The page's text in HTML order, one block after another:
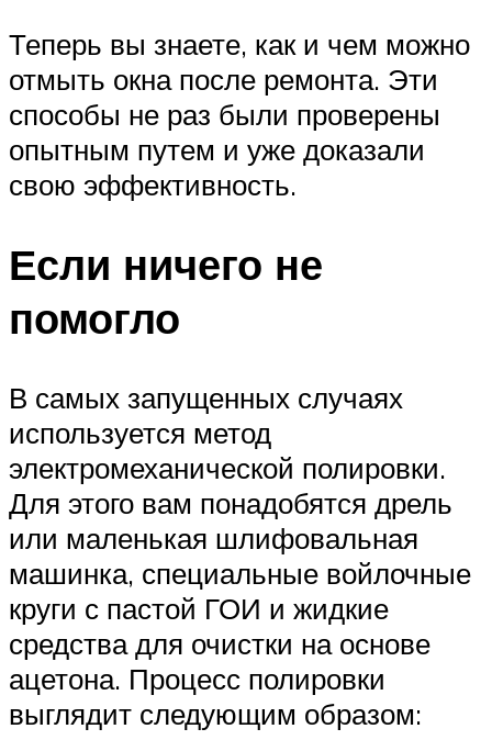
Теперь вы знаете, как и чем можно
отмыть окна после ремонта. Эти
способы не раз были проверены
опытным путем и уже доказали
свою эффективность.
Если ничего не
помогло
В самых запущенных случаях
используется метод
электромеханической полировки.
Для этого вам понадобятся дрель
или маленькая шлифовальная
машинка, специальные войлочные
круги с пастой ГОИ и жидкие
средства для очистки на основе
ацетона. Процесс полировки
выглядит следующим образом: